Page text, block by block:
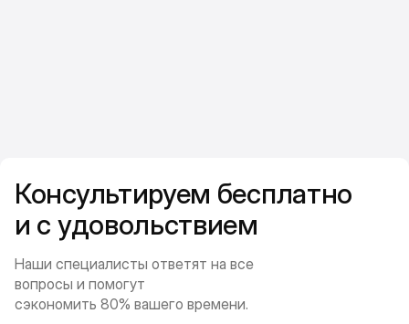
Консультируем бесплатно
и с удовольствием
Наши специалисты ответят на все
вопросы и помогут
сэкономить 80% вашего времени.